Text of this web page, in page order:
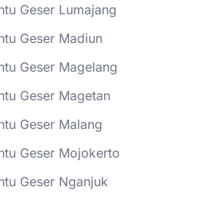
Geser Lumajang
Geser Madiun
Geser Magelang
Geser Magetan
Geser Malang
Geser Mojokerto
Geser Nganjuk